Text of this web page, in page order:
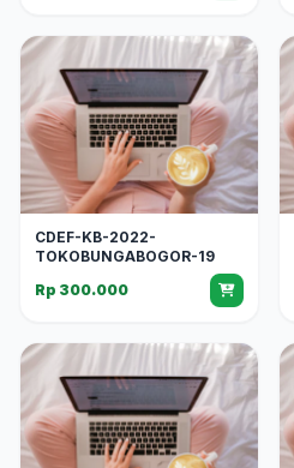
CDEF-KB-2022-
TOKOBUNGABOGOR-19
Rp 300.000